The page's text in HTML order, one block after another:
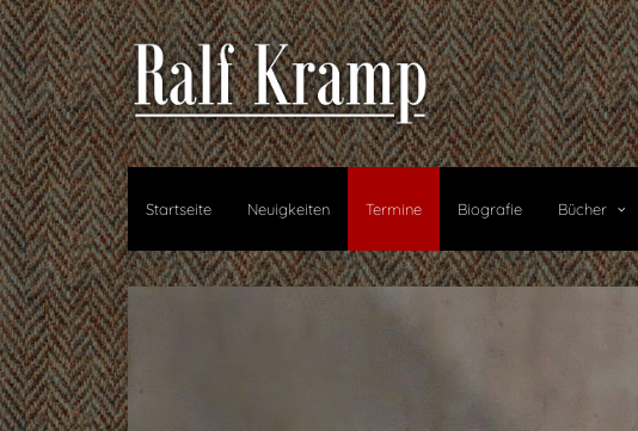
Startseite Neuigkeiten Termine Biografie Bücher